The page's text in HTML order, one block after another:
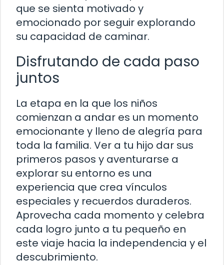
que se sienta motivado y
emocionado por seguir explorando
su capacidad de caminar.
Disfrutando de cada paso
juntos
La etapa en la que los niños
comienzan a andar es un momento
emocionante y lleno de alegría para
toda la familia. Ver a tu hijo dar sus
primeros pasos y aventurarse a
explorar su entorno es una
experiencia que crea vínculos
especiales y recuerdos duraderos.
Aprovecha cada momento y celebra
cada logro junto a tu pequeño en
este viaje hacia la independencia y el
descubrimiento.